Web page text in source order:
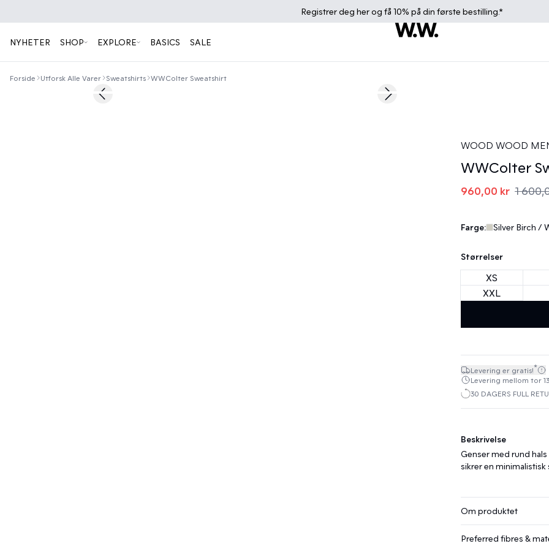
Registrer deg herog få 10% på din første bestilling.*
NYHETER SHOP EXPLORE BASICS SALE
Forside Utforsk Alle Varer Sweatshirts WWColter Sweatshirt
40%Previous slide Next slide
WOOD WOOD
WWColter
960,00 kr 1
Farge: Silver Birch /
Størrelser
XS
XXL
Levering er gratis!*
Levering mellom tor
30 DAGERS FULL
Beskrivelse
Genser med rund
sikrer en minimalistisk
Om produktet
Preferred fibres &